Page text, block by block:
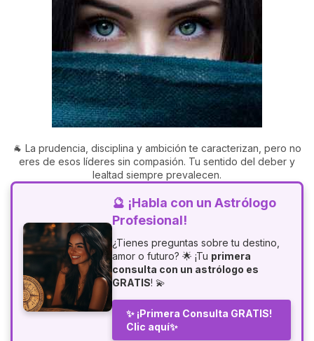
🐐 La prudencia, disciplina y ambición te caracterizan, pero no
eres de esos líderes sin compasión. Tu sentido del deber y
lealtad siempre prevalecen.
🔮 ¡Habla con un Astrólogo
Profesional!
¿Tienes preguntas sobre tu destino,
amor o futuro? 🌟 ¡Tu primera
consulta con un astrólogo es
GRATIS! 💫
✨ ¡Primera Consulta GRATIS!
Clic aquí✨